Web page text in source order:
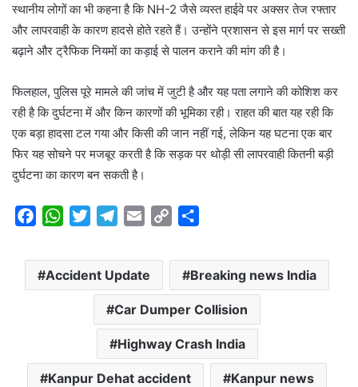
स्थानीय लोगों का भी कहना है कि NH-2 जैसे व्यस्त हाईवे पर अक्सर तेज रफ्तार
और लापरवाही के कारण हादसे होते रहते हैं। उन्होंने प्रशासन से इस मार्ग पर सख्ती
बढ़ाने और ट्रैफिक नियमों का कड़ाई से पालन कराने की मांग की है।
फिलहाल, पुलिस पूरे मामले की जांच में जुटी है और यह पता लगाने की कोशिश कर
रही है कि दुर्घटना में और किन कारणों की भूमिका रही। राहत की बात यह रही कि
एक बड़ा हादसा टल गया और किसी की जान नहीं गई, लेकिन यह घटना एक बार
फिर यह सोचने पर मजबूर करती है कि सड़क पर थोड़ी सी लापरवाही कितनी बड़ी
दुर्घटना का कारण बन सकती है।
c
e
k
W
a
t
p
i
t
t
l
e
g
r
a
m
a
i
l
p
L
i
n
k
a
r
e
Accident Update Breaking news India
Car Dumper Collision
Highway Crash India
Kanpur Dehat accident Kanpur news